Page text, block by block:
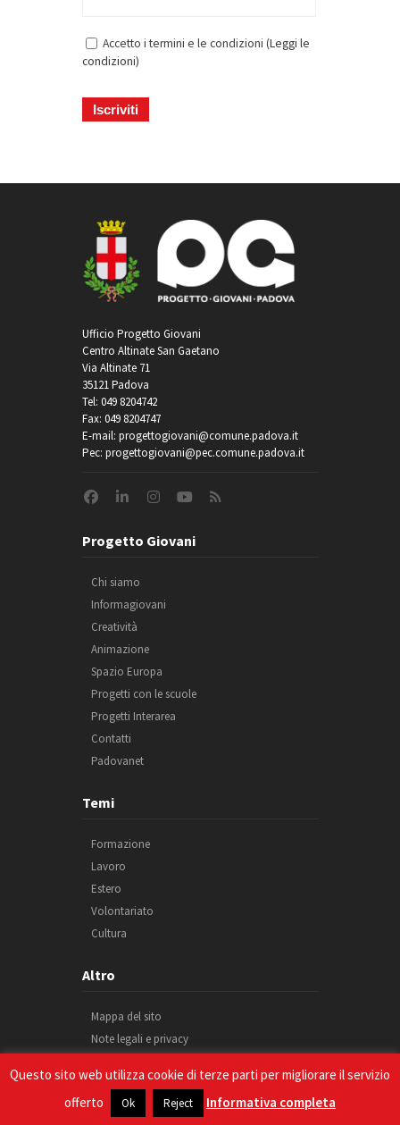
Accetto i termini e le condizioni (Leggi le
condizioni)
Ufficio Progetto Giovani
Centro Altinate San Gaetano
Via Altinate 71
35121 Padova
Tel: 049 8204742
Fax: 049 8204747
E-mail: progettogiovani@comune.padova.it
Pec: progettogiovani@pec.comune.padova.it
Progetto Giovani
Chi siamo
Informagiovani
Creatività
Animazione
Spazio Europa
Progetti con le scuole
Progetti Interarea
Contatti
Padovanet
Temi
Formazione
Lavoro
Estero
Volontariato
Cultura
Altro
Mappa del sito
Note legali e privacy
Credits
Questo sito web utilizza cookie di terze parti per migliorare il servizio
offerto
Ok Reject Informativa completa